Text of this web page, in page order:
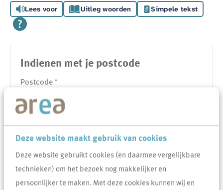
Deze website maakt gebruik van cookies
Deze website gebruikt cookies (en daarmee vergelijkbare
technieken) om het bezoek nog makkelijker en
persoonlijker te maken. Met deze cookies kunnen wij en
Lees voor Uitleg woorden Simpele tekst
Indienen met je postcode
Postcode *
Huisnummer*
Toevoeging